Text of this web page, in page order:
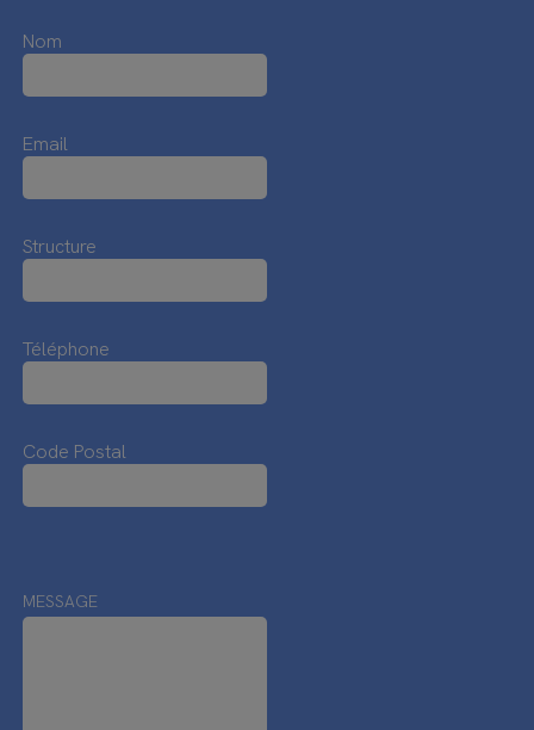
Nom
Email
Structure
Téléphone
Code Postal
MESSAGE